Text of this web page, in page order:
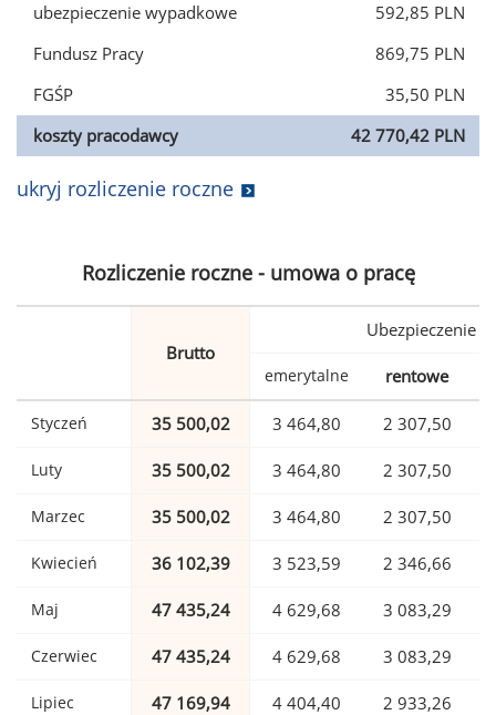
ubezpieczenie wypadkowe
592,85 PLN
Fundusz Pracy
869,75 PLN
FGŚP
35,50 PLN
koszty pracodawcy
42 770,42 PLN
ukryj rozliczenie roczne
Rozliczenie roczne - umowa o pracę
Brutto
Ubezpieczenie
emerytalne rentowe
Styczeń 35 500,02 3 464,80 2 307,50
Luty 35 500,02 3 464,80 2 307,50
Marzec 35 500,02 3 464,80 2 307,50
Kwiecień 36 102,39 3 523,59 2 346,66
Maj 47 435,24 4 629,68 3 083,29
Czerwiec 47 435,24 4 629,68 3 083,29
Lipiec 47 169,94 4 404,40 2 933,26